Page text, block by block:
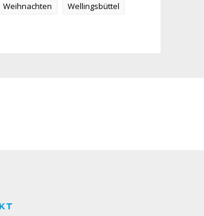
Weihnachten
Wellingsbüttel